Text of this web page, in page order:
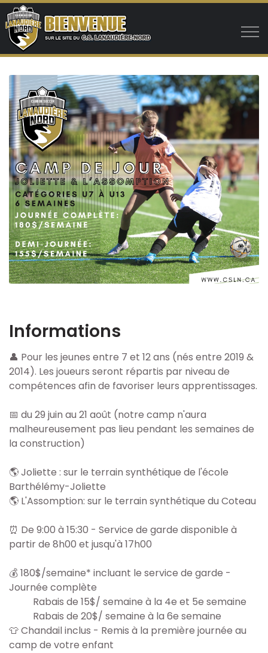
Aller au contenu principal
Club
Programmes
Programme automne CDC avancé
Programme été
Journées de compétition
Académie LanauNord
Camps spécialisés
Camp de jour d'été
Programme hiver
Joueurs
Éducateur
Arbitre
Documents
Événements
Boutique
Informations
👤 Pour les jeunes entre 7 et 12 ans (nés entre 2019 &
2014). Les joueurs seront répartis par niveau de
compétences afin de favoriser leurs apprentissages.
📅 du 29 juin au 21 août (notre camp n'aura
malheureusement pas lieu pendant les semaines de
la construction)
🌎 Joliette : sur le terrain synthétique de l'école
Barthélémy-Joliette
🌎 L'Assomption: sur le terrain synthétique du Coteau
⏰ De 9:00 à 15:30 - Service de garde disponible à
partir de 8h00 et jusqu'à 17h00
💰 180$/semaine* incluant le service de garde -
Journée complète
Rabais de 15$/ semaine à la 4e et 5e semaine
Rabais de 20$/ semaine à la 6e semaine
👕 Chandail inclus - Remis à la première journée au
camp de votre enfant